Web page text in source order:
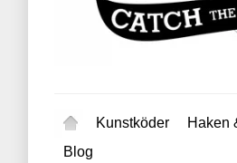
Kunstköder Haken
Blog